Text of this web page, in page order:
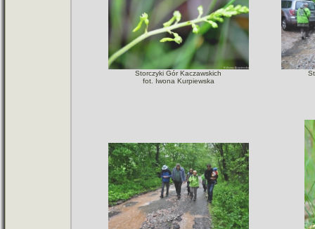
Storczyki Gór Kaczawskich
fot. Iwona Kurpiewska